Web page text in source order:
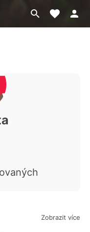
Přejít
na
Moje
Zobrazit více